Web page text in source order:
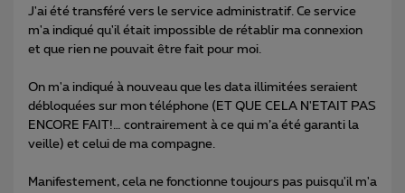
J'ai été transféré vers le service administratif. Ce service
m'a indiqué qu'il était impossible de rétablir ma connexion
et que rien ne pouvait être fait pour moi.
On m'a indiqué à nouveau que les data illimitées seraient
débloquées sur mon téléphone (ET QUE CELA N'ETAIT PAS
ENCORE FAIT!… contrairement à ce qui m’a été garanti la
veille) et celui de ma compagne.
Manifestement, cela ne fonctionne toujours pas puisqu'il m'a